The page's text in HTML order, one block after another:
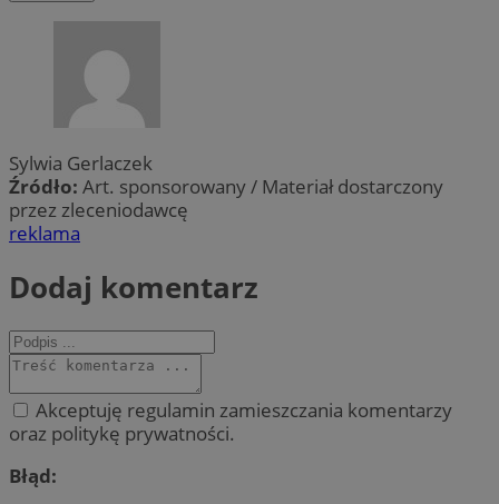
Sylwia Gerlaczek
Źródło: Art. sponsorowany / Materiał dostarczony
przez zleceniodawcę
reklama
Dodaj komentarz
Akceptuję regulamin zamieszczania komentarzy
oraz politykę prywatności.
Błąd: